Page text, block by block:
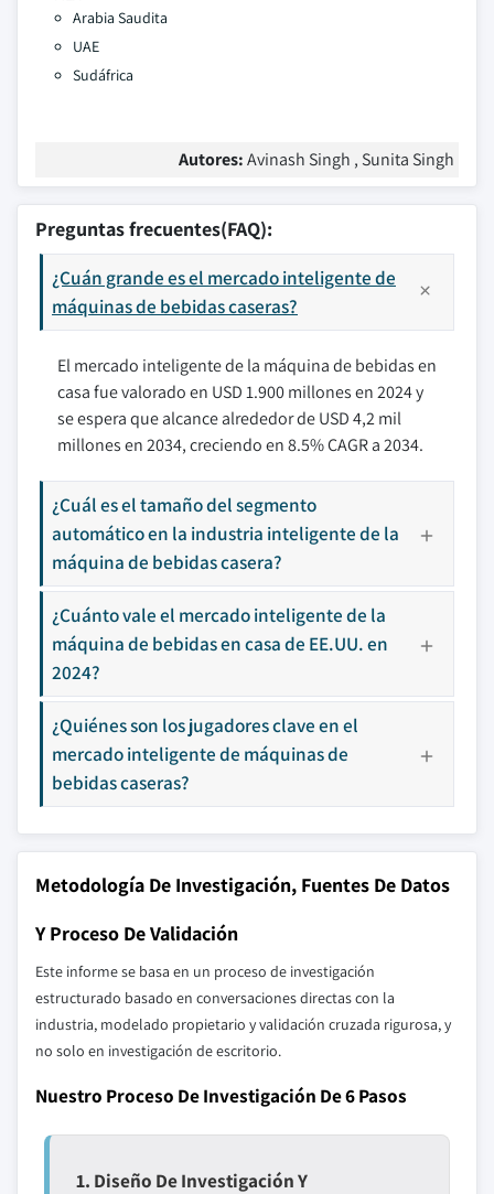
Arabia Saudita
UAE
Sudáfrica
Autores:Avinash Singh , Sunita Singh
Preguntas frecuentes(FAQ):
¿Cuán grande es el mercado inteligente de
máquinas de bebidas caseras?
El mercado inteligente de la máquina de bebidas en
casa fue valorado en USD 1.900 millones en 2024 y
se espera que alcance alrededor de USD 4,2 mil
millones en 2034, creciendo en 8.5% CAGR a 2034.
¿Cuál es el tamaño del segmento
automático en la industria inteligente de la
máquina de bebidas casera?
¿Cuánto vale el mercado inteligente de la
máquina de bebidas en casa de EE.UU. en
2024?
¿Quiénes son los jugadores clave en el
mercado inteligente de máquinas de
bebidas caseras?
Metodología De Investigación, Fuentes De Datos
Y Proceso De Validación
Este informe se basa en un proceso de investigación
estructurado basado en conversaciones directas con la
industria, modelado propietario y validación cruzada rigurosa, y
no solo en investigación de escritorio.
Nuestro Proceso De Investigación De 6 Pasos
1. Diseño De Investigación Y